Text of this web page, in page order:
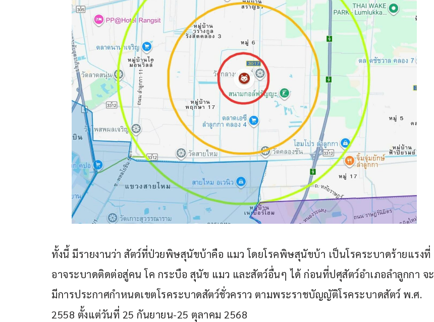
ทั้งนี้ มีรายงานว่า สัตว์ที่ป่วยพิษสุนัขบ้าคือ แมว โดยโรคพิษสุนัขบ้า เป็นโรคระบาดร้ายแรงที่
อาจระบาดติดต่อสู่คน โค กระบือ สุนัข แมว และสัตว์อื่นๆ ได้ ก่อนที่ปศุสัตว์อำเภอลำลูกกา จะ
มีการประกาศกำหนดเขตโรคระบาดสัตว์ชั่วคราว ตามพระราชบัญญัติโรคระบาดสัตว์ พ.ศ.
2558 ตั้งแต่วันที่ 25 กันยายน-25 ตุลาคม 2568